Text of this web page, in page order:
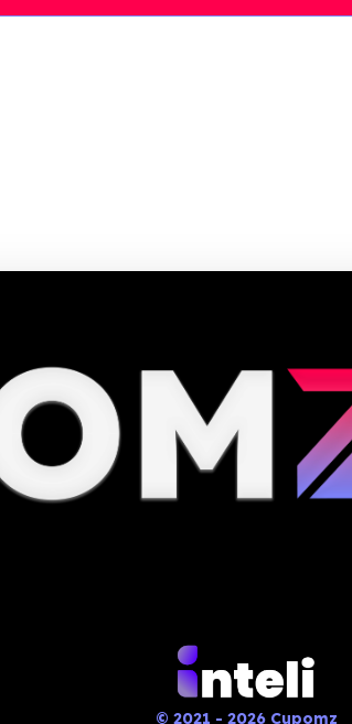
© 2021 - 2026 Cupomz